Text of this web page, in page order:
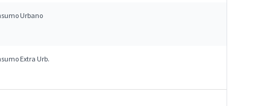
Urbano
Extra Urb.